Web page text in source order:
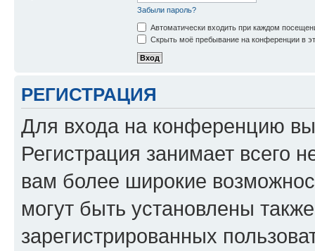
Забыли пароль?
Автоматически входить при каждом
Скрыть моё пребывание на конференции в
РЕГИСТРАЦИЯ
Для входа на конференцию
Регистрация занимает всего
вам более широкие
могут быть установлены
зарегистрированных